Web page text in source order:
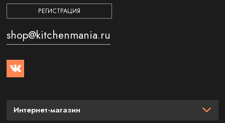
РЕГИСТРАЦИЯ
shop@kitchenmania.ru
Интернет-магазин